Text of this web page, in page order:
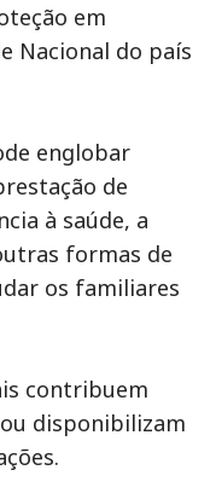
em
Nacional do país
englobar
de
à saúde, a
formas de
os familiares
contribuem
disponibilizam